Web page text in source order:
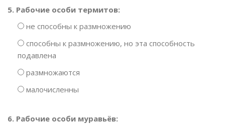
5. Рабочие особи термитов:
не способны к размножению
способны к размножению, но эта способность
подавлена
размножаются
малочисленны
6. Рабочие особи муравьёв: